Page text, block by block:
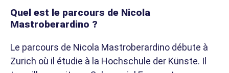
Quel est le parcours de Nicola
Mastroberardino ?
Le parcours de Nicola Mastroberardino débute à
Zurich où il étudie à la Hochschule der Künste. Il